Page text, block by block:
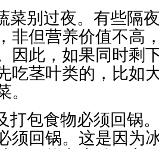
菜别过夜。有些隔
非但营养价值不高
因此，如果同时剩
吃茎叶类的，比如
。
打包食物必须回锅
须回锅。这是因为